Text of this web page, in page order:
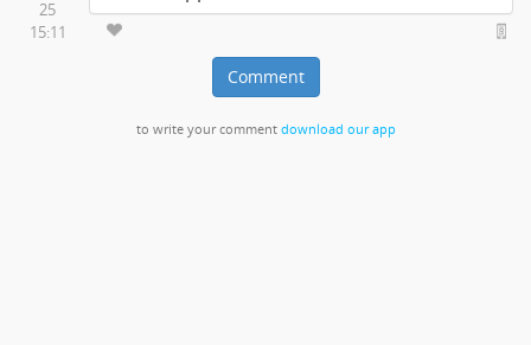
25
15:11
Comment
to write your comment download our app